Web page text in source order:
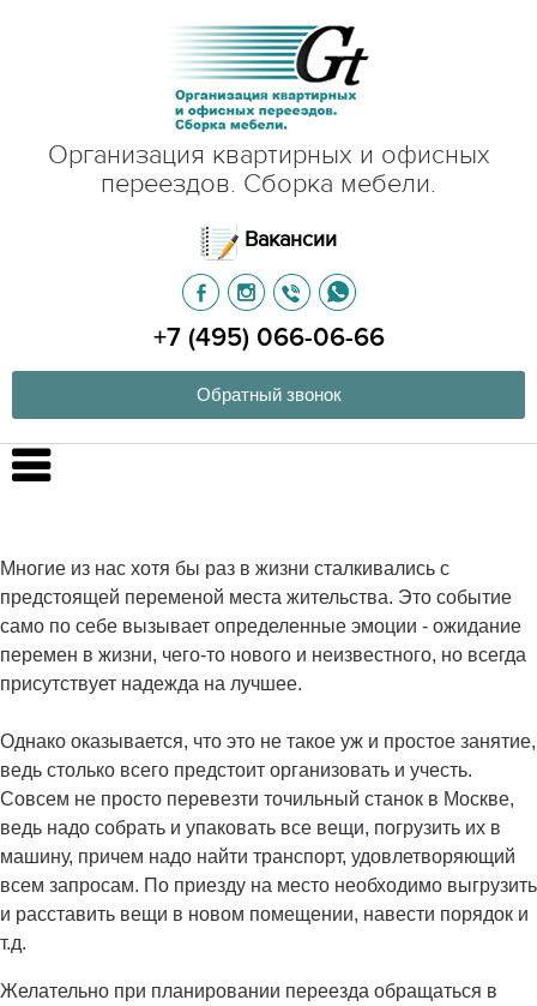
Организация квартирных и офисных
переездов. Сборка мебели.
Вакансии
+7 (495) 066-06-66
Обратный звонок
Многие из нас хотя бы раз в жизни сталкивались с
предстоящей переменой места жительства. Это событие
само по себе вызывает определенные эмоции - ожидание
перемен в жизни, чего-то нового и неизвестного, но всегда
присутствует надежда на лучшее.
Однако оказывается, что это не такое уж и простое занятие,
ведь столько всего предстоит организовать и учесть.
Совсем не просто перевезти точильный станок в Москве,
ведь надо собрать и упаковать все вещи, погрузить их в
машину, причем надо найти транспорт, удовлетворяющий
всем запросам. По приезду на место необходимо выгрузить
и расставить вещи в новом помещении, навести порядок и
т.д.
Желательно при планировании переезда обращаться в